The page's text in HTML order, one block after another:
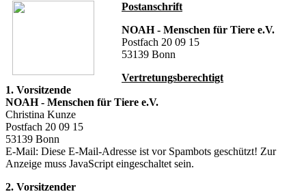
Postanschrift
NOAH - Menschen für Tiere e.V.
Postfach 20 09 15
53139 Bonn
Vertretungsberechtigt
1. Vorsitzende
NOAH - Menschen für Tiere e.V.
Christina Kunze
Postfach 20 09 15
53139 Bonn
E-Mail: Diese E-Mail-Adresse ist vor Spambots geschützt! Zur
Anzeige muss JavaScript eingeschaltet sein.
2. Vorsitzender